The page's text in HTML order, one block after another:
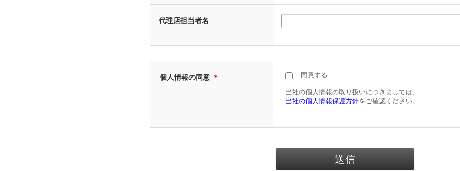
代理店担当者名
個人情報の同意 ＊ 同意する
当社の個人情報の取り扱いにつきましては、
当社の個人情報保護方針をご確認ください。